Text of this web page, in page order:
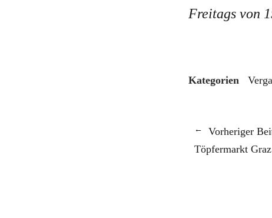
Freitags von
Kategorien
Vorheriger
Töpfermarkt Graz